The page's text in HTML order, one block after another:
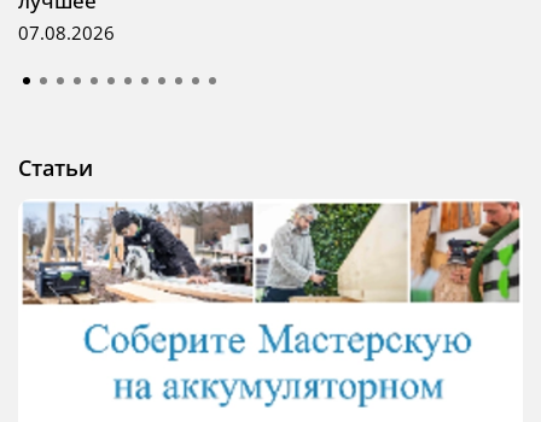
07.08.2026
Статьи